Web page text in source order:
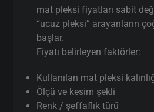
mat pleksi fiyatları sabit
“ucuz pleksi” arayanların
başlar.
Fiyatı belirleyen faktörler:
Kullanılan mat pleksi
Ölçü ve kesim şekli
Renk / şeffaflık türü